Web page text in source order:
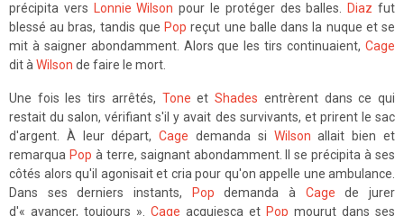
précipita vers Lonnie Wilson pour le protéger des balles. Diaz fut
blessé au bras, tandis que Pop reçut une balle dans la nuque et se
mit à saigner abondamment. Alors que les tirs continuaient, Cage
dit àWilson de faire le mort.
Une fois les tirs arrêtés, Tone etShades entrèrent dans ce qui
restait du salon, vérifiant s'il y avait des survivants, et prirent le sac
d'argent. À leur départ,Cage demanda si Wilson allait bien et
remarqua Pop à terre, saignant abondamment. Il se précipita à ses
côtés alors qu'il agonisait et cria pour qu'on appelle une ambulance.
Dans ses derniers instants,
Pop demanda à Cage de jurer
d'« avancer, toujours ». Cage acquiesça et Pop mourut dans ses